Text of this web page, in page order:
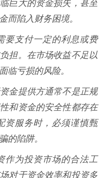
巨大的资金损失，甚至
而陷入财务困境。
要支付一定的利息或费
担。在市场收益不足以
临亏损的风险。
金提供方通常不是正规
和资金的安全性都存在
资服务时，必须谨慎甄
的陷阱。
作为投资市场的合法工
对于资金效率和投资多